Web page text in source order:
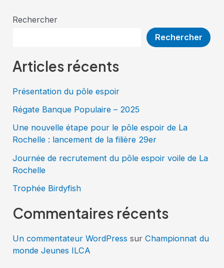
Rechercher
Rechercher
Articles récents
Présentation du pôle espoir
Régate Banque Populaire – 2025
Une nouvelle étape pour le pôle espoir de La
Rochelle : lancement de la filière 29er
Journée de recrutement du pôle espoir voile de La
Rochelle
Trophée Birdyfish
Commentaires récents
Un commentateur WordPress surChampionnat du
monde Jeunes ILCA